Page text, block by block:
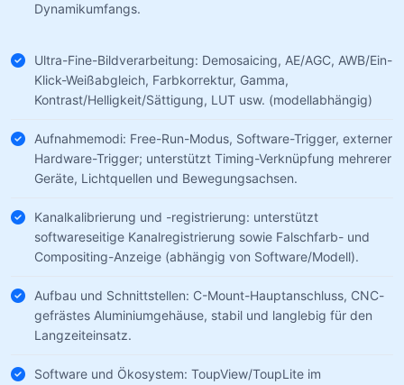
Dynamikumfangs.
Ultra-Fine-Bildverarbeitung: Demosaicing, AE/AGC, AWB/Ein-
Klick-Weißabgleich, Farbkorrektur, Gamma,
Kontrast/Helligkeit/Sättigung, LUT usw. (modellabhängig)
Aufnahmemodi: Free-Run-Modus, Software-Trigger, externer
Hardware-Trigger; unterstützt Timing-Verknüpfung mehrerer
Geräte, Lichtquellen und Bewegungsachsen.
Kanalkalibrierung und -registrierung: unterstützt
softwareseitige Kanalregistrierung sowie Falschfarb- und
Compositing-Anzeige (abhängig von Software/Modell).
Aufbau und Schnittstellen: C-Mount-Hauptanschluss, CNC-
gefrästes Aluminiumgehäuse, stabil und langlebig für den
Langzeiteinsatz.
Software und Ökosystem: ToupView/ToupLite im